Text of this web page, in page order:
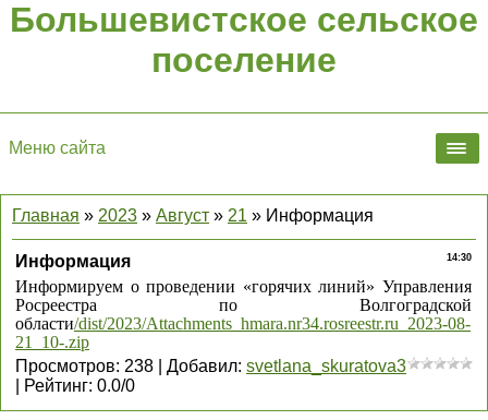
Большевистское сельское
поселение
Меню сайта
Главная » 2023 » Август » 21 » Информация
14:30
Информация
Информируем о проведении «горячих линий» Управления
Росреестра по Волгоградской
области/dist/2023/Attachments_hmara.nr34.rosreestr.ru_2023-08-
21_10-.zip
Просмотров: 238 Добавил: svetlana_skuratova3
Рейтинг: 0.0/0